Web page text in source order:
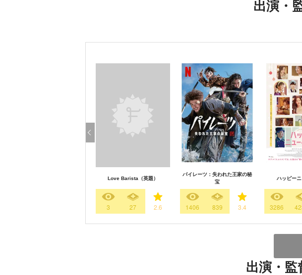
出演・
Love Barista（英題）
3 27 2.6
パイレーツ：失われた王家の秘
宝
1406 839 3.4
ハッピー
3286
出演・